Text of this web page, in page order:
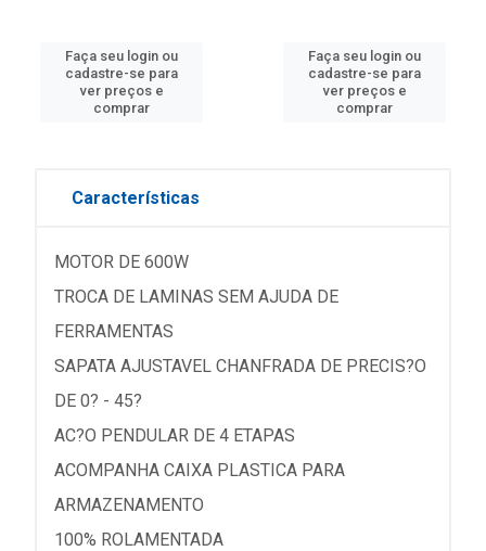
Faça seu login ou
cadastre-se para
ver preços e
comprar
Faça seu login ou
cadastre-se para
ver preços e
comprar
Características
MOTOR DE 600W
TROCA DE LAMINAS SEM AJUDA DE
FERRAMENTAS
SAPATA AJUSTAVEL CHANFRADA DE PRECIS?O
DE 0? - 45?
AC?O PENDULAR DE 4 ETAPAS
ACOMPANHA CAIXA PLASTICA PARA
ARMAZENAMENTO
100% ROLAMENTADA